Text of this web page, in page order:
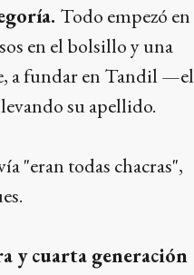
Todo empezó en
en el bolsillo y una
a fundar en Tandil —el
su apellido.
"eran todas chacras",
y cuarta generación